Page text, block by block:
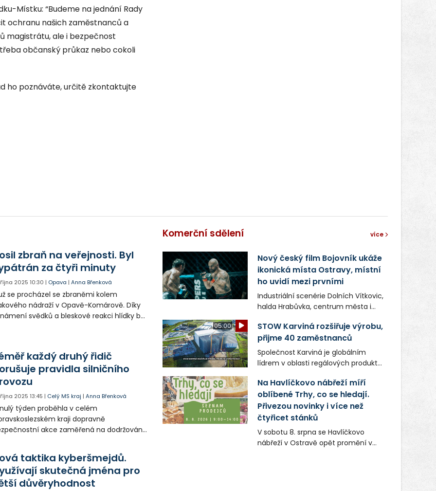
Místku: “Budeme na jednání Rady
ochranu našich zaměstnanců a
magistrátu, ale i bezpečnost
občanský průkaz nebo cokoli
ho poznáváte, určitě zkontaktujte
zbraň na veřejnosti. Byl
za čtyři minuty
října 2025 10:30 | Opava |Anna Břenková
se procházel se zbraněmi kolem
nádraží v Opavě-Komárově. Díky
svědků a bleskové reakci hlídky byl
každý druhý řidič
pravidla silničního
října 2025 13:45 | Celý MS kraj |Anna Břenková
týden proběhla v celém
kraji dopravně
akce zaměřená na dodržování
přes tisíc vozidel, přestupky byly
v cca 500 případech. Nejčastější
řidičů byla manipulace s telefonem
jízdy.
taktika kyberšmejdů.
skutečná jména pro
důvěryhodnost
Komerční sdělení více
Nový český film Bojovník ukáže
ikonická místa Ostravy, místní
ho uvidí mezi prvními
Industriální scenérie Dolních Vítkovic,
halda Hrabůvka, centrum města i
v novém filmu Bojovník, který vstoupí
do kin už 13. srpna. Režiséři Vojtěch
Frič a Tomáš Dianiška si
moravskoslezskou metropoli
nevybrali náhodou – její syrová
atmosféra se stala přirozenou
součástí příběhu bývalého
boxerského šampiona Hoffa (Milan
Ondrík), jenž se po letech vrací do
světa vrcholových zápasů, tentokrát
v MMA.
05:00
STOW Karviná rozšiřuje výrobu,
přijme 40 zaměstnanců
Společnost Karviná je globálním
lídrem v oblasti regálových produktů
zaměstnavatelem na Karvinsku a
firmou s obrovským potenciálem.
Na Havlíčkovo nábřeží míří
oblíbené Trhy, co se hledají.
Přivezou novinky i více než
čtyřicet stánků
V sobotu 8. srpna se Havlíčkovo
nábřeží v Ostravě opět promění v